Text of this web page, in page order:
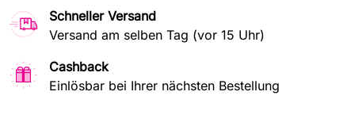
Schneller Versand
Versand am selben Tag (vor 15 Uhr)
Cashback
Einlösbar bei Ihrer nächsten Bestellung